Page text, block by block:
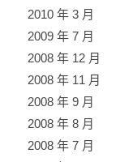
2010 年 3 月
2009 年 7 月
2008 年 12 月
2008 年 11 月
2008 年 9 月
2008 年 8 月
2008 年 7 月